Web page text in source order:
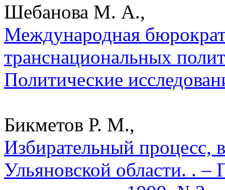
Шебанова М. А.,
Международная
транснациональных
Политические
Бикметов Р. М.,
Избирательный процесс,
Ульяновской области. . –